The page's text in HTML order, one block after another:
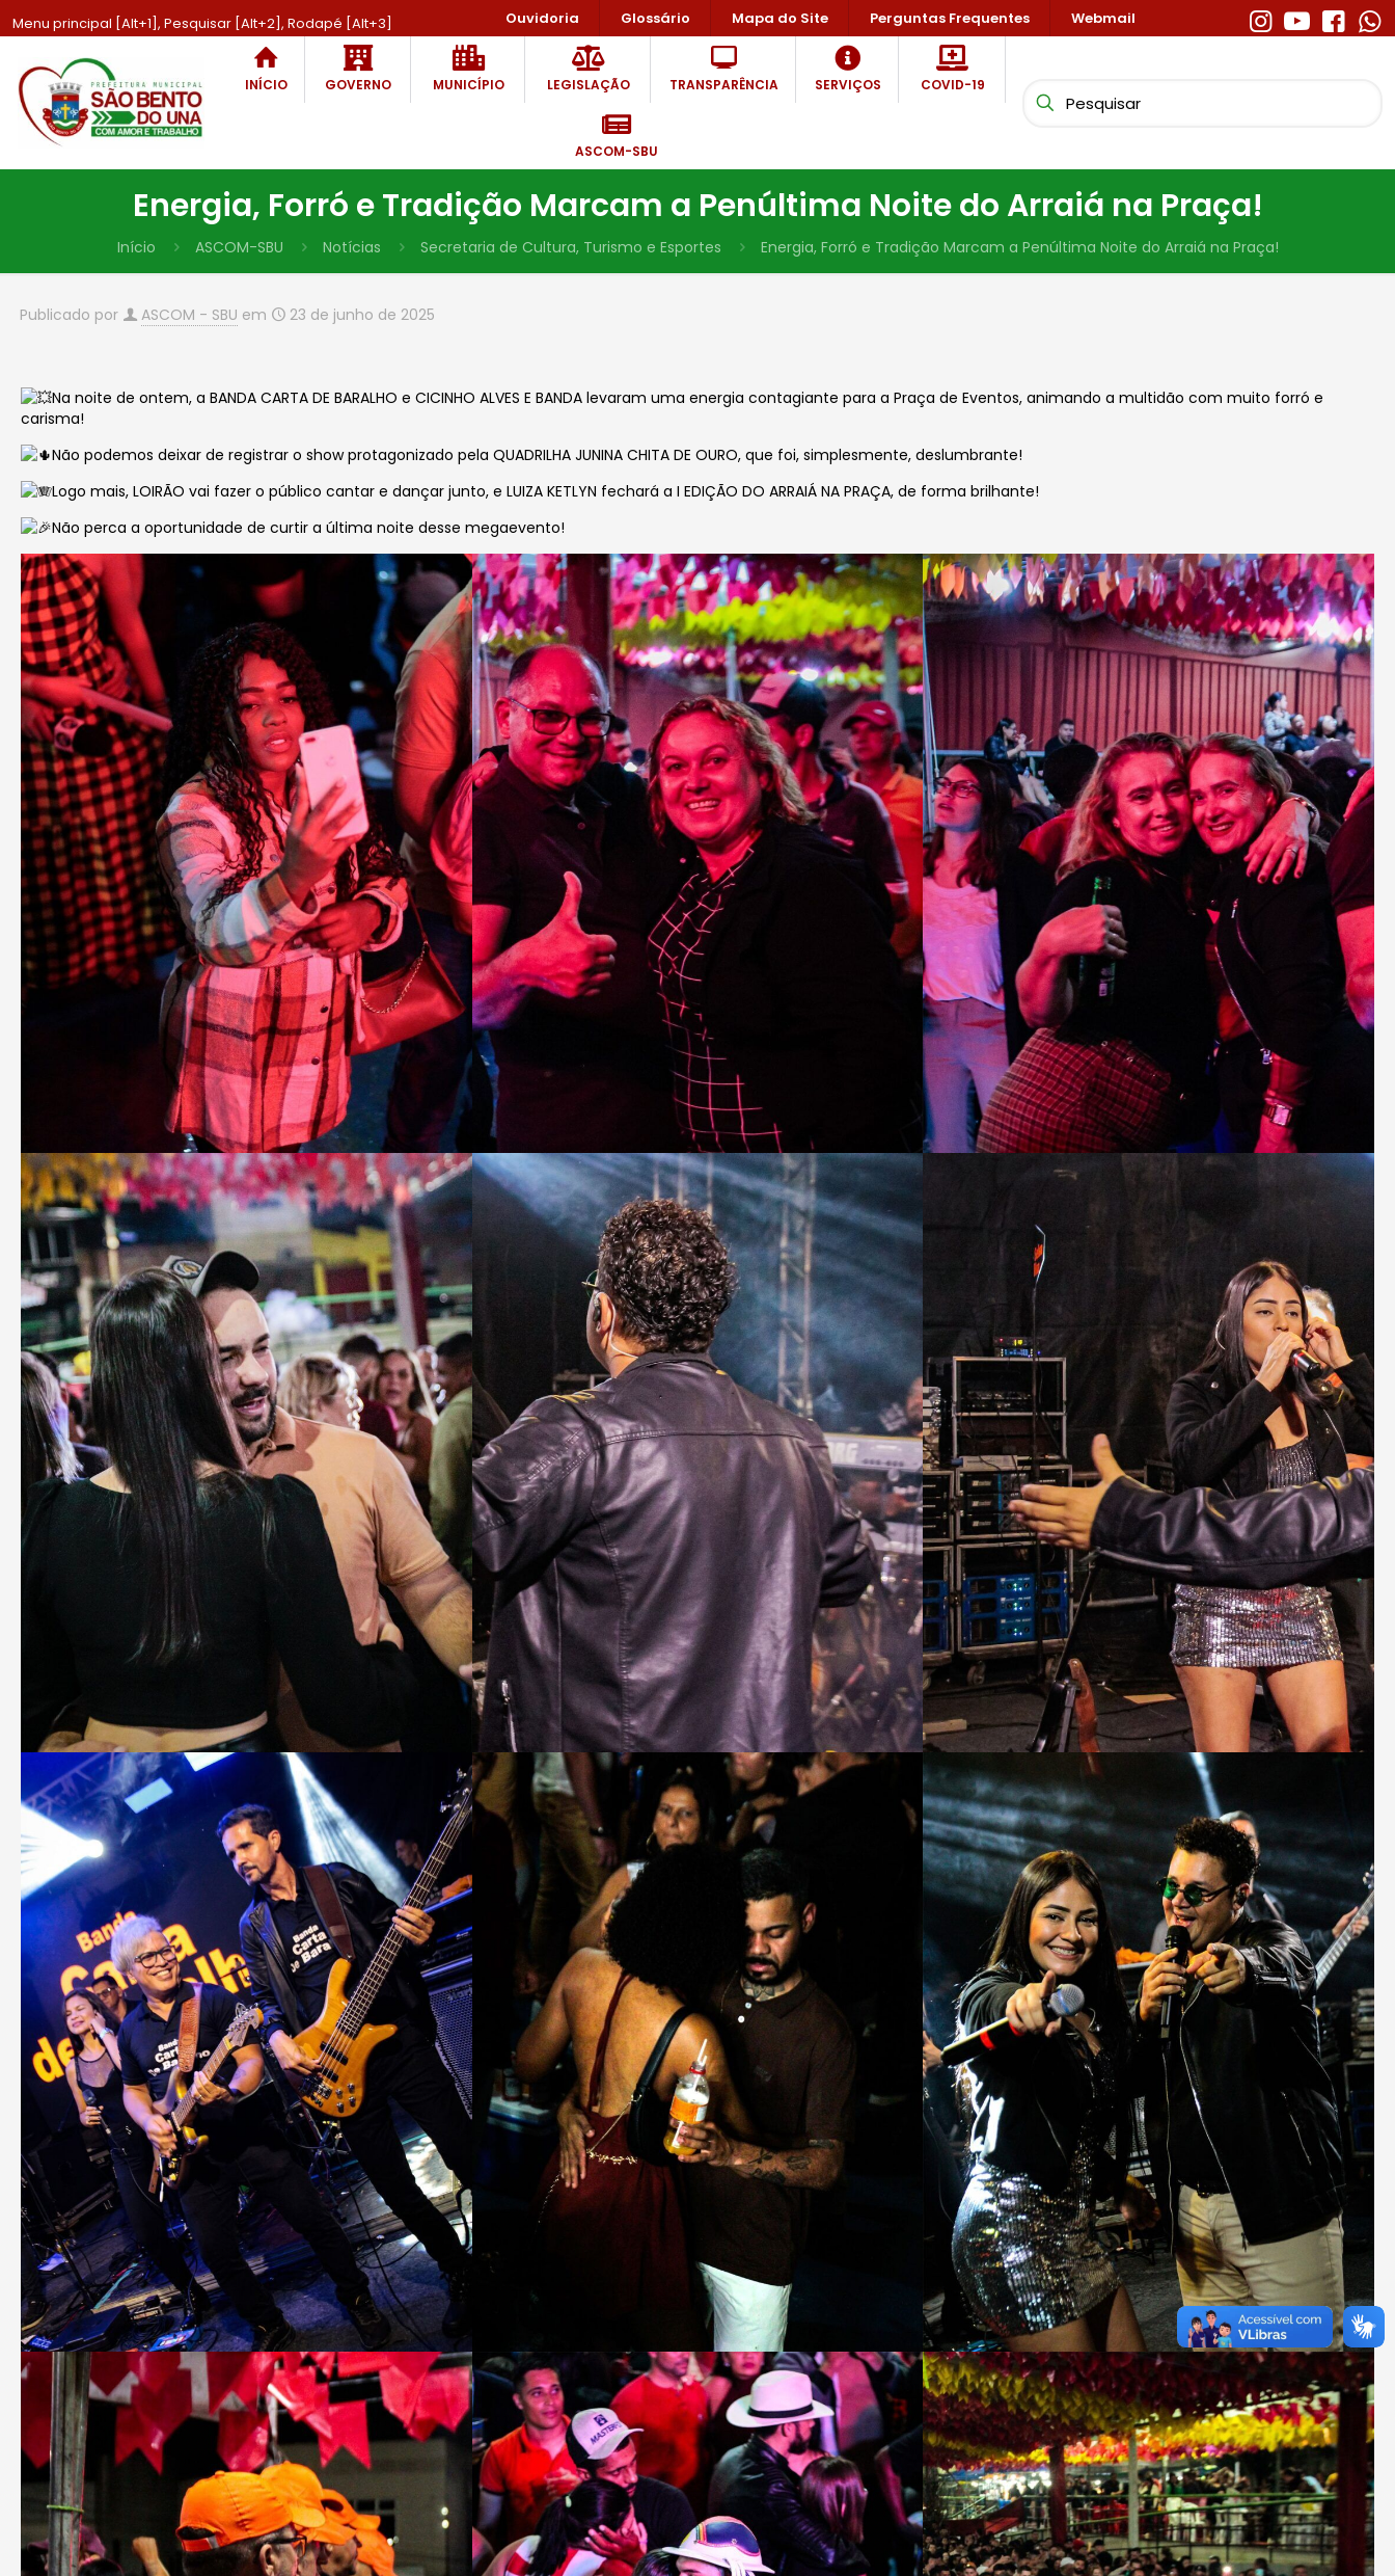
Menu principal [Alt+1], Pesquisar [Alt+2], Rodapé [Alt+3] Ouvidoria Glossário Mapa do Site Perguntas Frequentes Webmail
INÍCIO GOVERNO MUNICÍPIO LEGISLAÇÃO TRANSPARÊNCIA SERVIÇOS COVID-19
ASCOM-SBU
Energia, Forró e Tradição Marcam a Penúltima Noite do Arraiá na Praça!
Início ASCOM-SBU Notícias Secretaria de Cultura, Turismo e Esportes Energia, Forró e Tradição Marcam a Penúltima Noite do Arraiá na Praça!
Publicado por ASCOM - SBU em 23 de junho de 2025
Na noite de ontem, a BANDA CARTA DE BARALHO e CICINHO ALVES E BANDA levaram uma energia contagiante para a Praça de Eventos, animando a multidão com muito forró e
carisma!
Não podemos deixar de registrar o show protagonizado pela QUADRILHA JUNINA CHITA DE OURO, que foi, simplesmente, deslumbrante!
Logo mais, LOIRÃO vai fazer o público cantar e dançar junto, e LUIZA KETLYN fechará a I EDIÇÃO DO ARRAIÁ NA PRAÇA, de forma brilhante!
Não perca a oportunidade de curtir a última noite desse megaevento!